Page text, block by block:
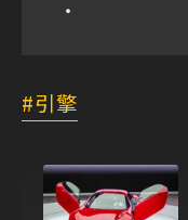
引擎